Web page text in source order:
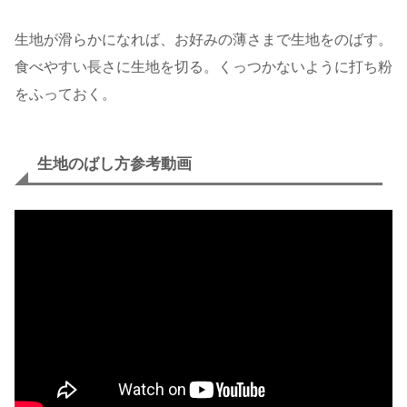
生地が滑らかになれば、お好みの薄さまで生地をのばす。
食べやすい長さに生地を切る。くっつかないように打ち粉
をふっておく。
生地のばし方参考動画